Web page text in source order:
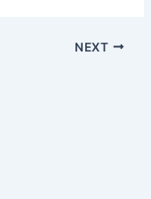
NEXT